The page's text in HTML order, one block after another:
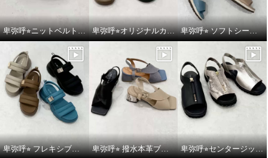
卑弥呼⭐︎ニットベルトスポーツサンダルをご紹介いたします。 卑弥呼⭐︎オリジナルカットワークボリュームソールサンダルをご紹介いたします。 卑弥呼⭐︎ ソフトシープレザーフレキシブルベルトパデットサンダルをご紹介いたします。
卑弥呼⭐︎ フレキシブルベルト厚底パデットサンダルをご紹介いたします。 卑弥呼⭐︎ 撥水本革ブロックヒールカバードクロスサンダルをご紹介いたします。 卑弥呼⭐︎センタージッププラットフォームサンダルをご紹介いたします。